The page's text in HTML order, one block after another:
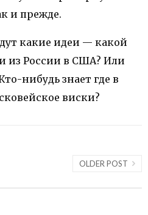
и прежде.
какие идеи — какой
из России в США? Или
нибудь знает где в
виски?
OLDER POST